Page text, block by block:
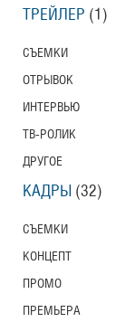
ТРЕЙЛЕР (1)
СЪЕМКИ
ОТРЫВОК
ИНТЕРВЬЮ
ТВ-РОЛИК
ДРУГОЕ
КАДРЫ (32)
СЪЕМКИ
КОНЦЕПТ
ПРОМО
ПРЕМЬЕРА